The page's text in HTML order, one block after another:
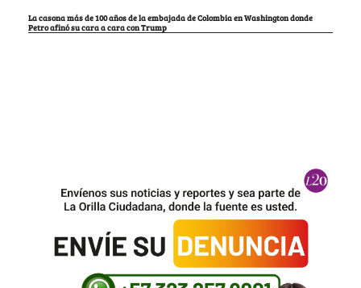
La casona más de 100 años de la embajada de Colombia en Washington donde
Petro afinó su cara a cara con Trump